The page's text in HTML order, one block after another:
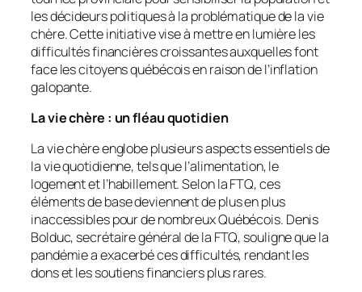
les décideurs politiques à la problématique de la vie
chère. Cette initiative vise à mettre en lumière les
difficultés financières croissantes auxquelles font
face les citoyens québécois en raison de l’inflation
galopante.
La vie chère : un fléau quotidien
La vie chère englobe plusieurs aspects essentiels de
la vie quotidienne, tels que l’alimentation, le
logement et l’habillement. Selon la FTQ, ces
éléments de base deviennent de plus en plus
inaccessibles pour de nombreux Québécois. Denis
Bolduc, secrétaire général de la FTQ, souligne que la
pandémie a exacerbé ces difficultés, rendant les
dons et les soutiens financiers plus rares.